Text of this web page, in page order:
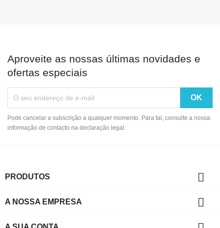
Aproveite as nossas últimas novidades e
ofertas especiais
Pode cancelar a subscrição a qualquer momento. Para tal, consulte a nossa
informação de contacto na declaração legal.
PRODUTOS 
A NOSSA EMPRESA 